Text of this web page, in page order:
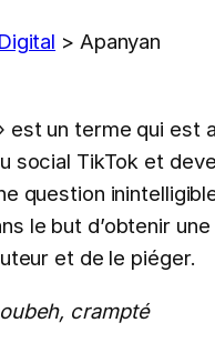
> Apanyan
est un terme qui est
social TikTok et
question
le but d’obtenir
et de le piéger.
crampté